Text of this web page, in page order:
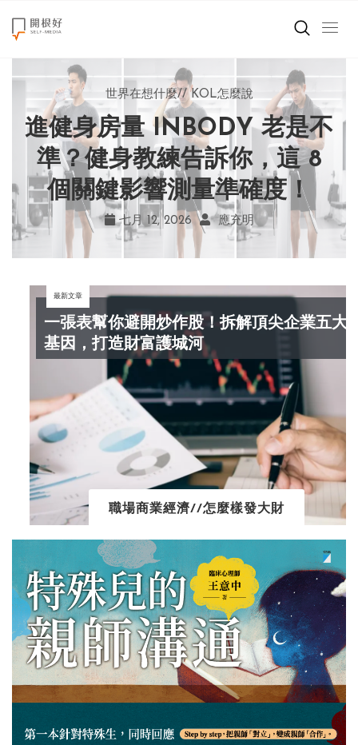
來點正能量
世界在想什麼
創造美好生活
小孩不是噩夢
職場商業經濟
影片專區
關於我們
世界在想什麼//地球村發生的事
AI 複製吉卜力畫風引爭議！
宮崎駿用七年證明：人腦創
作仍無可取代
七月 19, 2026 菲利浦．科特勒
來點正能量//與自己和解
別讓過去的榮耀嘲笑現在！
學會捨棄獎盃，活出當下的
真實幸福
七月 17, 2026 亞瑟．布魯克斯
來點正能量//女力至上
改變不用驚天動地！《米娜
家的星期六》看小女孩如何
勇敢跨出第一步
七月 22, 2026 不正田心
世界在想什麼//KOL怎麼說
進健身房量 INBODY 老是不
準？健身教練告訴你，這 8
個關鍵影響測量準確度！
七月 12, 2026 應充明
一張表幫你避開炒作股！拆解頂尖企業五大
基因，打造財富護城河
最新文章
職場商業經濟//怎麼樣發大財